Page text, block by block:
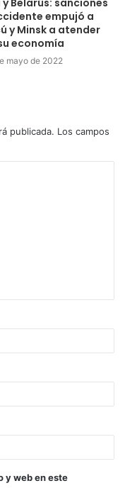
empujó a
y Minsk a atender
economía
mayo de 2022
publicada. Los campos
y web en este